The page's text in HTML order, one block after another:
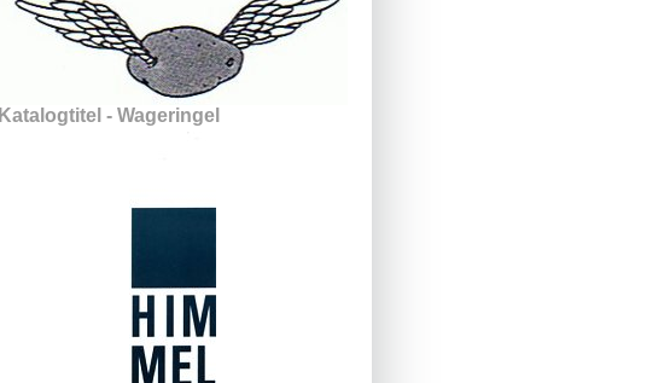
Katalogtitel - Wageringel